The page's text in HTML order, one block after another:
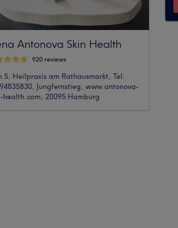
Antonova Skin Health
920 reviews
5, Heilpraxis am Rathausmarkt, Tel:
Jungfernstieg, www.antonova-
health.com, 20095 Hamburg